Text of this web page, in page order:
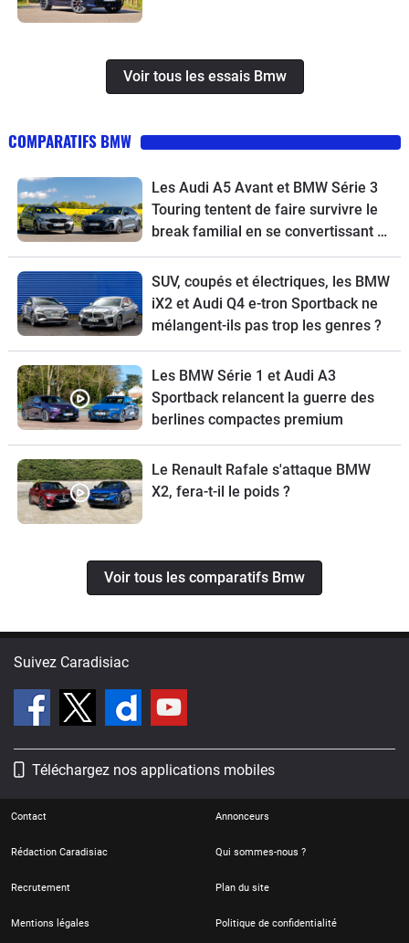
Voir tous les essais Bmw
COMPARATIFS BMW
Les Audi A5 Avant et BMW Série 3
Touring tentent de faire survivre le
break familial en se convertissant à
l’écologie
SUV, coupés et électriques, les BMW
iX2 et Audi Q4 e-tron Sportback ne
mélangent-ils pas trop les genres ?
Les BMW Série 1 et Audi A3
Sportback relancent la guerre des
berlines compactes premium
Le Renault Rafale s'attaque BMW
X2, fera-t-il le poids ?
Voir tous les comparatifs Bmw
Suivez Caradisiac
Téléchargez nos applications mobiles
Contact Annonceurs
Rédaction Caradisiac Qui sommes-nous ?
Recrutement Plan du site
Mentions légales Politique de confidentialité